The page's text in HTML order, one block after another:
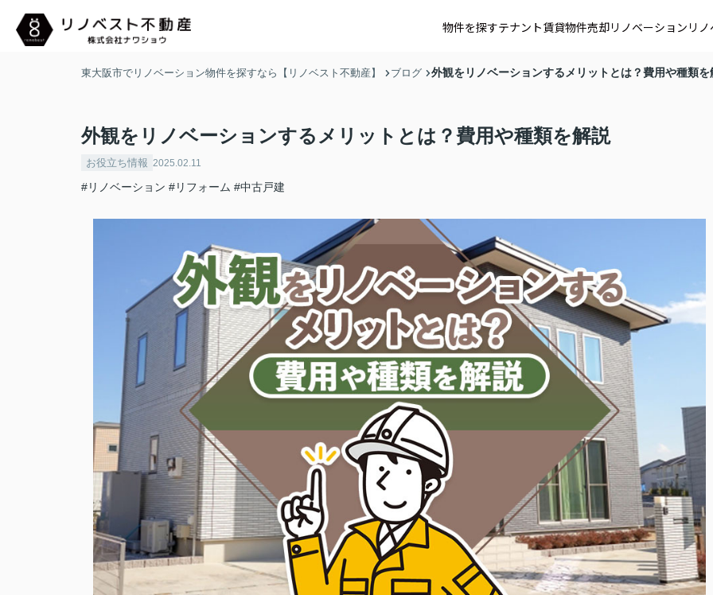
物件を探すテナント賃貸物件売却リノベーション リ
東大阪市でリノベーション物件を探すなら【リノベスト不動産】 ブログ 外観をリノベーションするメリットとは？費用や種類を
外観をリノベーションするメリットとは？費用や種類を解説
お役立ち情報 2025.02.11
#リノベーション #リフォーム #中古戸建